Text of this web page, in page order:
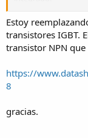
Tal como ya te
o una juntura BE de
los parámetros no
térmico de la unión
"probablemente"
usa el sistema
Estoy
transistores IGBT.
transistor NPN
https://
8
gracias.